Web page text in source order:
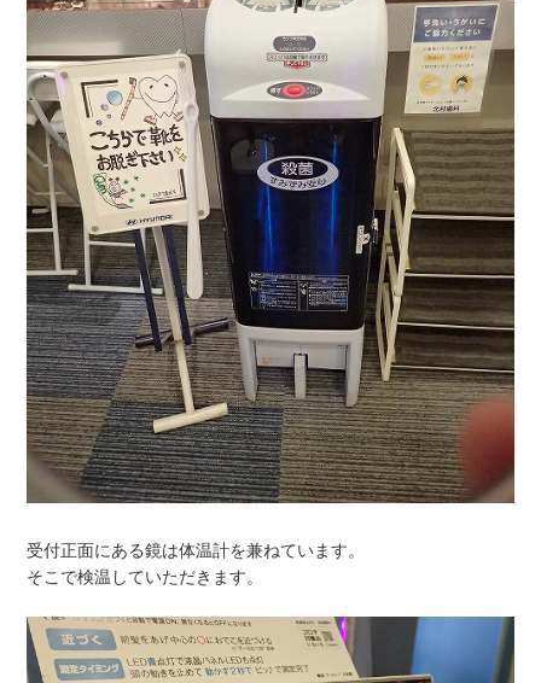
受付正面にある鏡は体温計を兼ねています。
そこで検温していただきます。